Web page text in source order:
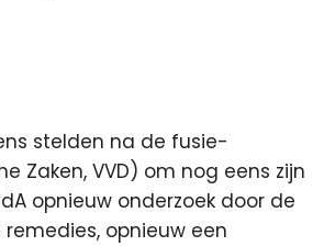
stelden na de fusie-
Zaken, VVD) om nog eens zijn
opnieuw onderzoek door de
opnieuw een